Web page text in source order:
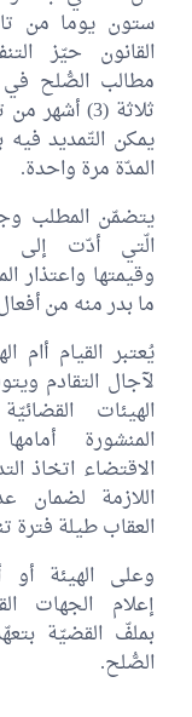
ستون يوما من
القانون حيّز
مطالب الصُّلح
ثلاثة (3)
يمكن التّمديد فيه
المدّة مرة واحدة.
يتضمّن المطلب
الّتي أدّت إلى
وقيمتها واعتذار
ما بدر منه من
يُعتبر القيام أام
لآجال التقادم
الهيئات
المنشورة
الاقتضاء اتخاذ
اللازمة لضمان
العقاب طيلة فترة
وعلى الهيئة
إعلام الجهات
بملفّ القضيّة
الصُّلح.